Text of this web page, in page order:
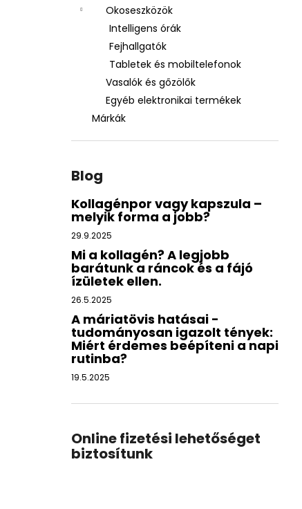
Okoseszközök
Intelligens órák
Fejhallgatók
Tabletek és mobiltelefonok
Vasalók és gőzölők
Egyéb elektronikai termékek
Márkák
Blog
Kollagénpor vagy kapszula –
melyik forma a jobb?
29.9.2025
Mi a kollagén? A legjobb
barátunk a ráncok és a fájó
ízületek ellen.
26.5.2025
A máriatövis hatásai -
tudományosan igazolt tények:
Miért érdemes beépíteni a napi
rutinba?
19.5.2025
Online fizetési lehetőséget
biztosítunk